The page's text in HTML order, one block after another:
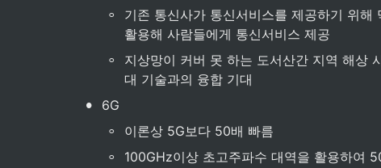
◦
기존 통신사가 통신서비스를 제공하기 위
활용해 사람들에게 통신서비스 제공
◦
지상망이 커버 못 하는 도서산간 지역 해상
대 기술과의 융합 기대
• 6G
◦ 이론상 5G보다 50배 빠름
◦ 100GHz이상 초고주파수 대역을 활용하여